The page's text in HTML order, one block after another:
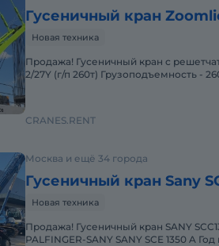
Гусеничный кран
Новая техника
Продажа! Гусеничный кран с решетчатой стрелой ZOOMLION ZCC2600-
2/27Y (г/п 260т) Грузоподъемность -
CRANES.RENT
Москва и ещё 34 города
Гусеничный кран Sany
Новая техника
Продажа! Гусеничный кран SANY SCC1350A (г/п 140т) Европеец -
PALFINGER-SANY SANY SCE 1350 A